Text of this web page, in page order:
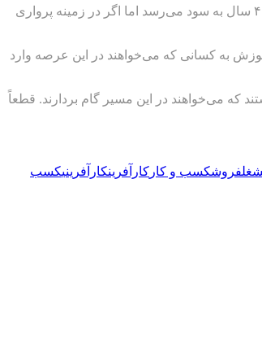
زارع می‌گوید: هر شترمرغ پرواری یک‌میلیون تا یک‌میلیون و نیم سود دارد که درآمد خوبی است. به‌گفته وی اگر کسی بخواهد در زمینه مولد وارد شود پس از ۳ تا ۴ سال به سود می‌رسد اما اگر در زمینه پرواری
به کسانی که می‌خواهند در این عرصه وارد
که می‌خواهند در این مسیر گام بردارند. قطعاً
فروشكسب و كار کارآفرینکارآفرینیکسب